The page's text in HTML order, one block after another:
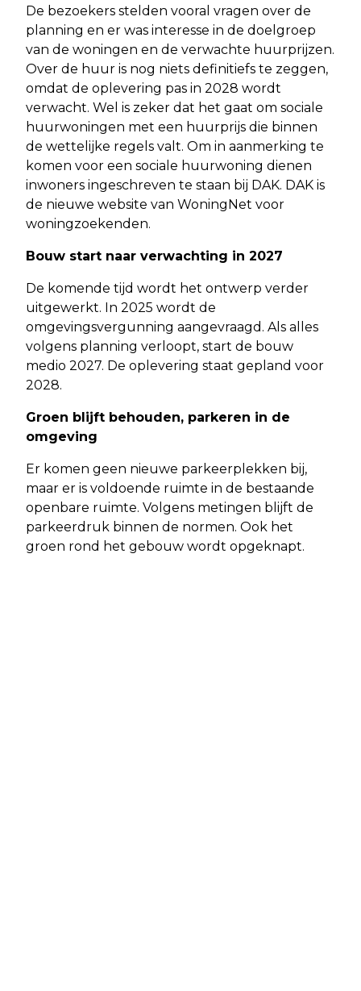
De bezoekers stelden vooral vragen over de
planning en er was interesse in de doelgroep
van de woningen en de verwachte huurprijzen.
Over de huur is nog niets definitiefs te zeggen,
omdat de oplevering pas in 2028 wordt
verwacht. Wel is zeker dat het gaat om sociale
huurwoningen met een huurprijs die binnen
de wettelijke regels valt. Om in aanmerking te
komen voor een sociale huurwoning dienen
inwoners ingeschreven te staan bij DAK. DAK is
de nieuwe website van WoningNet voor
woningzoekenden.
Bouw start naar verwachting in 2027
De komende tijd wordt het ontwerp verder
uitgewerkt. In 2025 wordt de
omgevingsvergunning aangevraagd. Als alles
volgens planning verloopt, start de bouw
medio 2027. De oplevering staat gepland voor
2028.
Groen blijft behouden, parkeren in de
omgeving
Er komen geen nieuwe parkeerplekken bij,
maar er is voldoende ruimte in de bestaande
openbare ruimte. Volgens metingen blijft de
parkeerdruk binnen de normen. Ook het
groen rond het gebouw wordt opgeknapt.